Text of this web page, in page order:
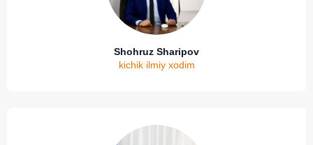
Shohruz Sharipov
kichik ilmiy xodim